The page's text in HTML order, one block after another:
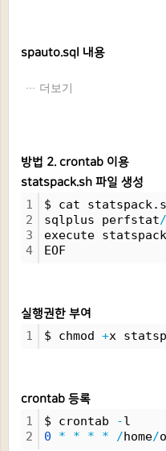
spauto.sql 내용
더보기
방법 2. crontab 이용
statspack.sh 파일 생성
1
2
3
4
$ cat
sqlplus perfstat/
execute
EOF
실행권한 부여
1 $ chmod +x
crontab 등록
1
2
$ crontab -l
0
* * * * /home/